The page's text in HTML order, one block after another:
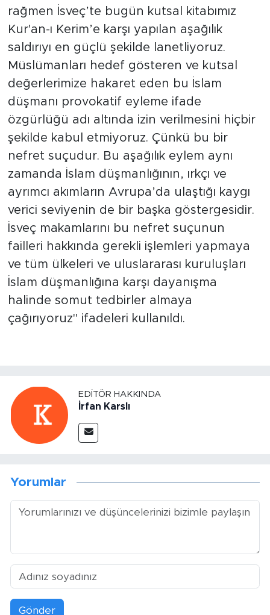
rağmen İsveç’te bugün kutsal kitabımız
Kur'an-ı Kerim’e karşı yapılan aşağılık
saldırıyı en güçlü şekilde lanetliyoruz.
Müslümanları hedef gösteren ve kutsal
değerlerimize hakaret eden bu İslam
düşmanı provokatif eyleme ifade
özgürlüğü adı altında izin verilmesini hiçbir
şekilde kabul etmiyoruz. Çünkü bu bir
nefret suçudur. Bu aşağılık eylem aynı
zamanda İslam düşmanlığının, ırkçı ve
ayrımcı akımların Avrupa’da ulaştığı kaygı
verici seviyenin de bir başka göstergesidir.
İsveç makamlarını bu nefret suçunun
failleri hakkında gerekli işlemleri yapmaya
ve tüm ülkeleri ve uluslararası kuruluşları
İslam düşmanlığına karşı dayanışma
halinde somut tedbirler almaya
çağırıyoruz" ifadeleri kullanıldı.
EDITÖR HAKKINDA
İrfan Karslı
Yorumlar
Gönder